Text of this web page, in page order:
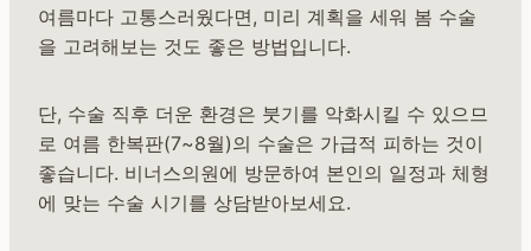
여름마다 고통스러웠다면, 미리 계획을 세워 봄 수술
을 고려해보는 것도 좋은 방법입니다.
단, 수술 직후 더운 환경은 붓기를 악화시킬 수 있으므
로 여름 한복판(7~8월)의 수술은 가급적 피하는 것이
좋습니다. 비너스의원에 방문하여 본인의 일정과 체형
에 맞는 수술 시기를 상담받아보세요.